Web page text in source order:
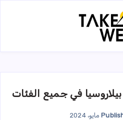
في جميع الفئات